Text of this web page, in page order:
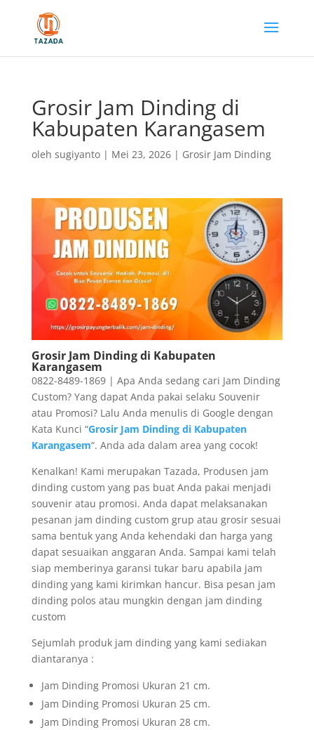
Grosir Jam Dinding di
Kabupaten Karangasem
oleh sugiyanto| Mei 23, 2026| Grosir Jam Dinding
Grosir Jam Dinding di Kabupaten
Karangasem
0822-8489-1869 | Apa Anda sedang cari Jam Dinding
Custom? Yang dapat Anda pakai selaku Souvenir
atau Promosi? Lalu Anda menulis di Google dengan
Kata Kunci “Grosir Jam Dinding di Kabupaten
Karangasem“. Anda ada dalam area yang cocok!
Kenalkan! Kami merupakan Tazada, Produsen jam
dinding custom yang pas buat Anda pakai menjadi
souvenir atau promosi. Anda dapat melaksanakan
pesanan jam dinding custom grup atau grosir sesuai
sama bentuk yang Anda kehendaki dan harga yang
dapat sesuaikan anggaran Anda. Sampai kami telah
siap memberinya garansi tukar baru apabila jam
dinding yang kami kirimkan hancur. Bisa pesan jam
dinding polos atau mungkin dengan jam dinding
custom
Sejumlah produk jam dinding yang kami sediakan
diantaranya :
Jam Dinding Promosi Ukuran 21 cm.
Jam Dinding Promosi Ukuran 25 cm.
Jam Dinding Promosi Ukuran 28 cm.